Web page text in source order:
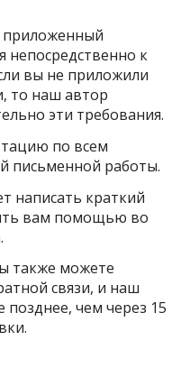
приложенный
непосредственно к
вы не приложили
то наш автор
эти требования.
по всем
письменной работы.
написать краткий
вам помощью во
также можете
связи, и наш
чем через 15